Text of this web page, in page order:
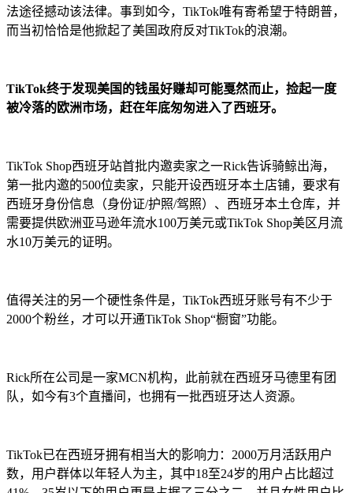
法途径撼动该法律。事到如今，TikTok唯有寄希望于特朗普，
而当初恰恰是他掀起了美国政府反对TikTok的浪潮。
TikTok终于发现美国的钱虽好赚却可能戛然而止，捡起一度
被冷落的欧洲市场，赶在年底匆匆进入了西班牙。
TikTok Shop西班牙站首批内邀卖家之一Rick告诉骑鲸出海，
第一批内邀的500位卖家，只能开设西班牙本土店铺，要求有
西班牙身份信息（身份证/护照/驾照）、西班牙本土仓库，并
需要提供欧洲亚马逊年流水100万美元或TikTok Shop美区月流
水10万美元的证明。
值得关注的另一个硬性条件是，TikTok西班牙账号有不少于
2000个粉丝，才可以开通TikTok Shop“橱窗”功能。
Rick所在公司是一家MCN机构，此前就在西班牙马德里有团
队，如今有3个直播间，也拥有一批西班牙达人资源。
TikTok已在西班牙拥有相当大的影响力：2000万月活跃用户
数，用户群体以年轻人为主，其中18至24岁的用户占比超过